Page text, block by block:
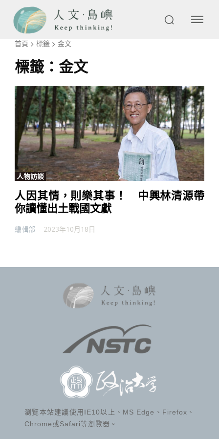
首頁 標籤 金文
標籤： 金文
人物訪談
人因其情，則樂其事！ 中興林清源帶
你讀懂出土戰國文獻
編輯部 - 2023年10月18日
瀏覽本站建議使用IE10以上、MS Edge、Firefox、
Chrome或Safari等瀏覽器。